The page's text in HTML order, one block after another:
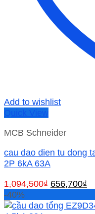
Add to wishlist
Quick View
MCB Schneider
cau dao dien tu dong
2P 6kA 63A
1,094,500₫ Giá
là:
656,700₫
-40%